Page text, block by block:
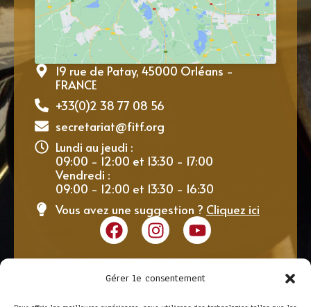
Gérer le consentement
19 rue de Patay, 45000 Orléans -
FRANCE
+33(0)2 38 77 08 56
secretariat@fitf.org
Lundi au jeudi :
09:00 - 12:00 et 13:30 - 17:00
Vendredi :
09:00 - 12:00 et 13:30 - 16:30
Vous avez une suggestion ? Cliquez ici